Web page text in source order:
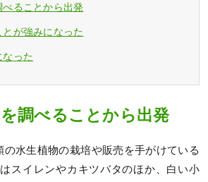
ることから出発
が強みになった
なった
調べることから出発
の水生植物の栽培や販売を手がけている
スイレンやカキツバタのほか、白い小